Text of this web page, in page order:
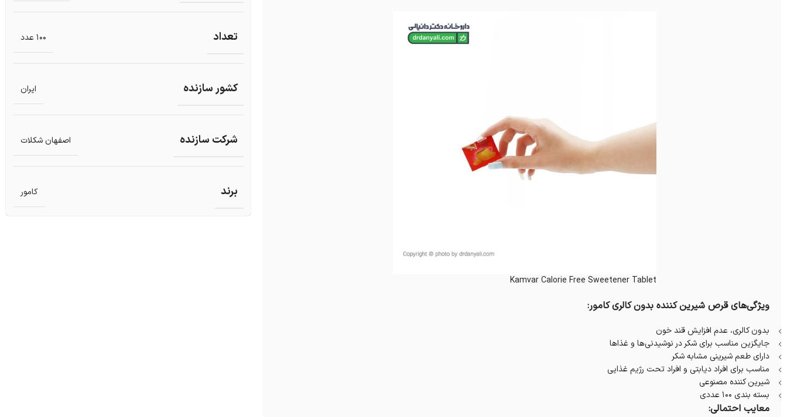
Kamvar Calorie Free Sweetener Tablet
ویژگی‌های قرص شیرین کننده بدون کالری کامور:
بدون کالری، عدم افزایش قند خون
جایگزین مناسب برای شکر در نوشیدنی‌ها و غذاها
دارای طعم شیرینی مشابه شکر
مناسب برای افراد دیابتی و افراد تحت رژیم غذایی
شیرین کننده مصنوعی
بسته بندی 100 عددی
معایب احتمالی:
تعداد 100 عدد
کشور سازنده ایران
شرکت سازنده اصفهان شکلات
برند کامور